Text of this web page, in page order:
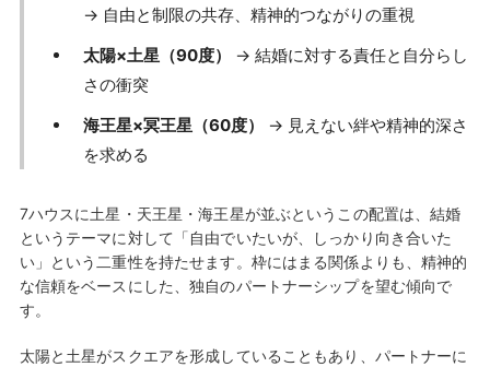
→ 自由と制限の共存、精神的つながりの重視
太陽×土星（90度）
→ 結婚に対する責任と自分らし
さの衝突
海王星×冥王星（60度）
→ 見えない絆や精神的深さ
を求める
7ハウスに土星・天王星・海王星が並ぶというこの配置は、結婚
というテーマに対して「自由でいたいが、しっかり向き合いた
い」という二重性を持たせます。枠にはまる関係よりも、精神的
な信頼をベースにした、独自のパートナーシップを望む傾向で
す。
太陽と土星がスクエアを形成していることもあり、パートナーに